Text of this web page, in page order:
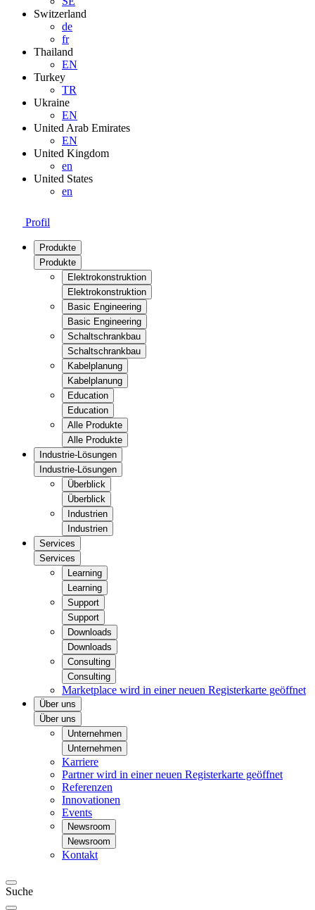
Switzerland
de
fr
Thailand
EN
Turkey
TR
Ukraine
EN
United Arab Emirates
EN
United Kingdom
en
United States
en
Profil
Produkte
Produkte
Elektrokonstruktion
Elektrokonstruktion
Basic Engineering
Basic Engineering
Schaltschrankbau
Schaltschrankbau
Kabelplanung
Kabelplanung
Education
Education
Alle Produkte
Alle Produkte
Industrie-Lösungen
Industrie-Lösungen
Überblick
Überblick
Industrien
Industrien
Services
Services
Learning
Learning
Support
Support
Downloads
Downloads
Consulting
Consulting
Marketplace wird in einer neuen Registerkarte geöffnet
Über uns
Über uns
Unternehmen
Unternehmen
Karriere
Partnerwird in einer neuen Registerkarte geöffnet
Referenzen
Innovationen
Events
Newsroom
Newsroom
Kontakt
Suche